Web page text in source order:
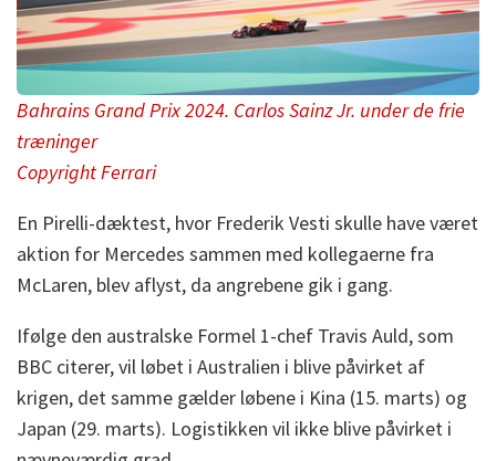
Bahrains Grand Prix 2024. Carlos Sainz Jr. under de frie
træninger
Copyright Ferrari
En Pirelli-dæktest, hvor Frederik Vesti skulle have været
aktion for Mercedes sammen med kollegaerne fra
McLaren, blev aflyst, da angrebene gik i gang.
Ifølge den australske Formel 1-chef Travis Auld, som
BBC citerer, vil løbet i Australien i blive påvirket af
krigen, det samme gælder løbene i Kina (15. marts) og
Japan (29. marts). Logistikken vil ikke blive påvirket i